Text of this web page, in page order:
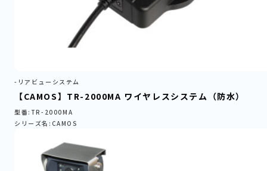
-リアビューシステム
【CAMOS】TR-2000MA ワイヤレスシステム（防水）
型番:TR-2000MA
シリーズ名:CAMOS